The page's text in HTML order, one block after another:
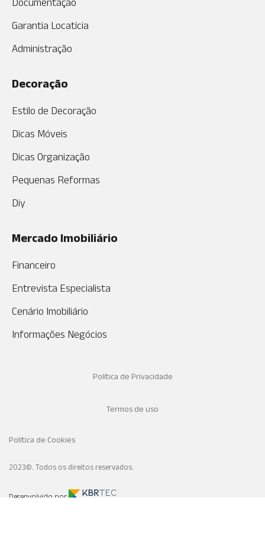
Documentação
Garantia Locatícia
Administração
Decoração
Estilo de Decoração
Dicas Móveis
Dicas Organização
Pequenas Reformas
Diy
Mercado Imobiliário
Financeiro
Entrevista Especialista
Cenário Imobiliário
Informações Negócios
Política de Privacidade
Termos de uso
Política de Cookies
2023©. Todos os direitos reservados.
Desenvolvido por: